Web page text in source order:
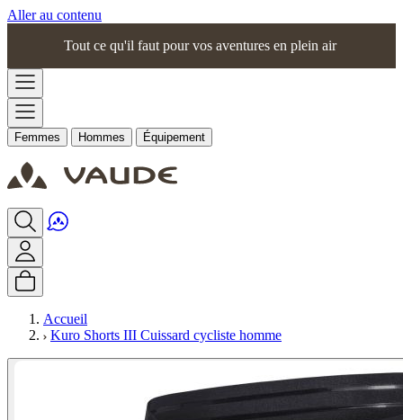
Aller au contenu
Tout ce qu'il faut pour vos aventures en plein air
Femmes Hommes Équipement
Accueil
Kuro Shorts III Cuissard cycliste homme